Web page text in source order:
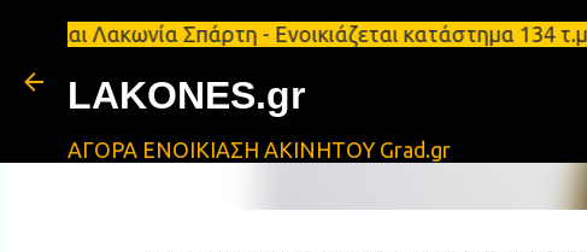
Σπάρτη - Ενοικιάζεται κατάστημα 134
LAKONES.gr
ΑΓΟΡΑ ΕΝΟΙΚΙΑΣΗ ΑΚΙΝΗΤΟΥ Grad.gr